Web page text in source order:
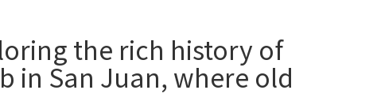
the rich history of
in San Juan, where old